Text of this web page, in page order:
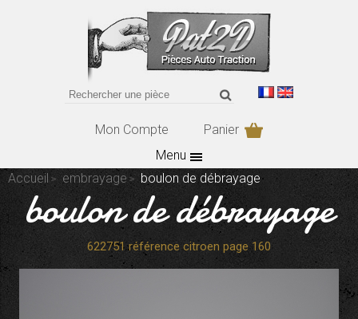
Mon Compte
Panier
Menu
Accueil
embrayage boulon de débrayage
boulon de débrayage
622751 référence citroen page 160